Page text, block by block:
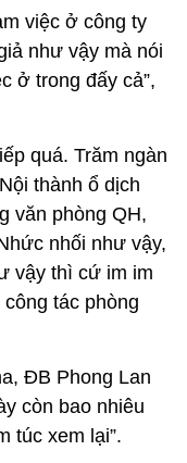
việc ở công ty
như vậy mà nói
ở trong đấy cả”,
quá. Trăm ngàn
thành ổ dịch
văn phòng QH,
nhối như vậy,
vậy thì cứ im im
tác phòng
ĐB Phong Lan
còn bao nhiêu
túc xem lại”.